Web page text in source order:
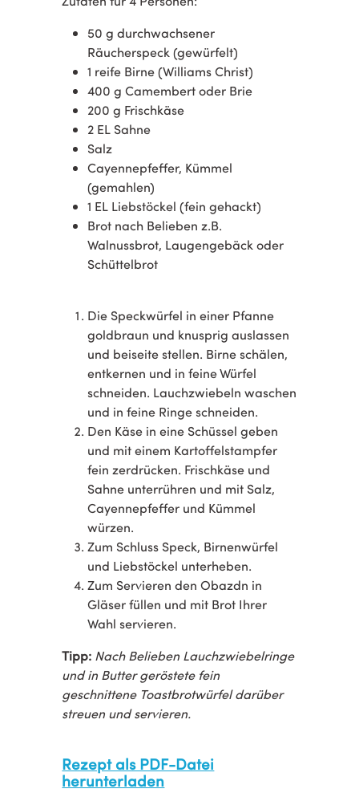
50 g durchwachsener
Räucherspeck (gewürfelt)
1 reife Birne (Williams Christ)
400 g Camembert oder Brie
200 g Frischkäse
2 EL Sahne
Salz
Cayennepfeffer, Kümmel
(gemahlen)
1 EL Liebstöckel (fein gehackt)
Brot nach Belieben z.B.
Walnussbrot, Laugengebäck oder
Schüttelbrot
Die Speckwürfel in einer Pfanne
goldbraun und knusprig auslassen
und beiseite stellen. Birne schälen,
entkernen und in feine Würfel
schneiden. Lauchzwiebeln waschen
und in feine Ringe schneiden.
Den Käse in eine Schüssel geben
und mit einem Kartoffelstampfer
fein zerdrücken. Frischkäse und
Sahne unterrühren und mit Salz,
Cayennepfeffer und Kümmel
würzen.
Zum Schluss Speck, Birnenwürfel
und Liebstöckel unterheben.
Zum Servieren den Obazdn in
Gläser füllen und mit Brot Ihrer
Wahl servieren.
Tipp: Nach Belieben Lauchzwiebelringe
und in Butter geröstete fein
geschnittene Toastbrotwürfel darüber
streuen und servieren.
Rezept als PDF-Datei
herunterladen